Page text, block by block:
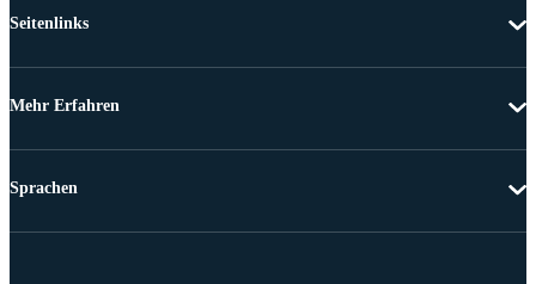
Seitenlinks
Mehr Erfahren
Sprachen